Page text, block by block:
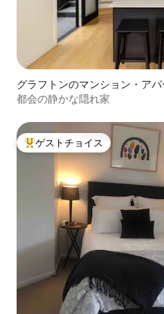
グラフトンのマンション・アパ
都会の静かな隠れ家
大好評のゲストチョイスです。
ゲストチョイス